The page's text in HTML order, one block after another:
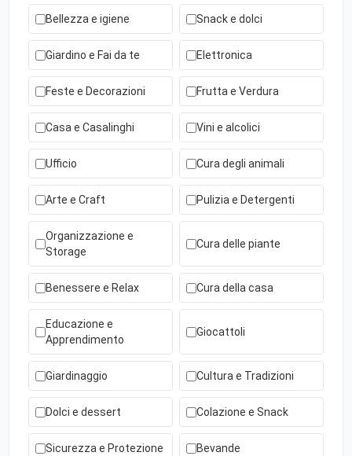
Bellezza e igiene Snack e dolci
Giardino e Fai da te Elettronica
Feste e Decorazioni Frutta e Verdura
Casa e Casalinghi Vini e alcolici
Ufficio Cura degli animali
Arte e Craft Pulizia e Detergenti
Organizzazione e
Storage
Cura delle piante
Benessere e Relax Cura della casa
Educazione e
Apprendimento
Giocattoli
Giardinaggio Cultura e Tradizioni
Dolci e dessert Colazione e Snack
Sicurezza e Protezione Bevande